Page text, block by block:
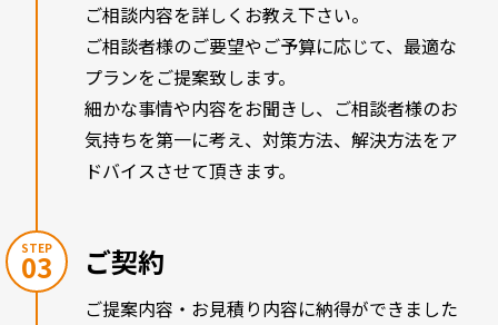
ご相談内容を詳しくお教え下さい。
ご相談者様のご要望やご予算に応じて、最適な
プランをご提案致します。
細かな事情や内容をお聞きし、ご相談者様のお
気持ちを第一に考え、対策方法、解決方法をア
ドバイスさせて頂きます。
STEP
03 ご契約
ご提案内容・お見積り内容に納得ができました